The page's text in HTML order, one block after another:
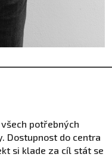
potřebných
Dostupnost do centra
si klade za cíl stát se